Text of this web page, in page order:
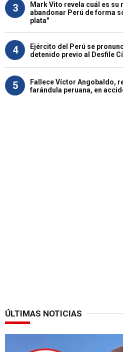
3
Mark Vito revela cuál es su
abandonar Perú de forma
plata"
4
Ejército del Perú se
detenido previo al Desfile
5
Fallece Víctor Angobaldo,
farándula peruana, en
ÚLTIMAS NOTICIAS